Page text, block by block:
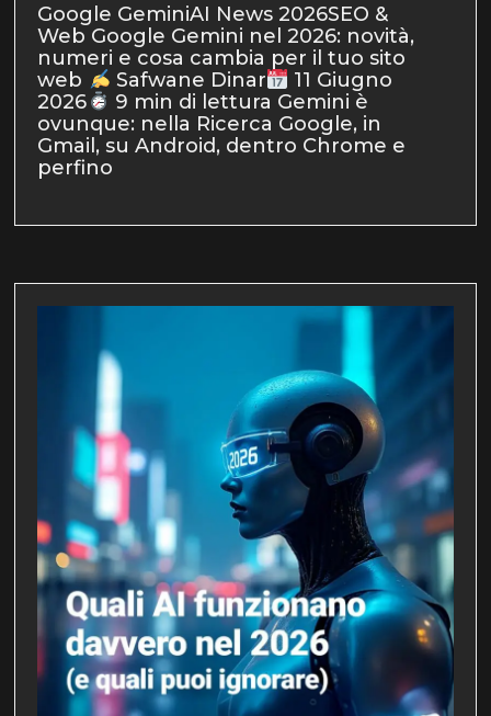
Google GeminiAI News 2026SEO &
Web Google Gemini nel 2026: novità,
numeri e cosa cambia per il tuo sito
web
Safwane Dinar
11 Giugno
2026
9 min di lettura Gemini è
ovunque: nella Ricerca Google, in
Gmail, su Android, dentro Chrome e
perfino